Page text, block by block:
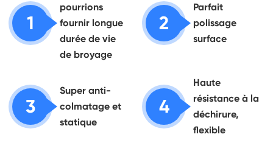
1
pourrions
fournir longue
durée de vie
de broyage
2
Parfait
polissage
surface
3
Super anti-
colmatage et
statique
4
Haute
résistance à la
déchirure,
flexible